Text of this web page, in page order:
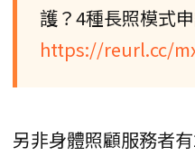
護？4種長照模式
https://reurl.cc/
另非身體照顧服務者